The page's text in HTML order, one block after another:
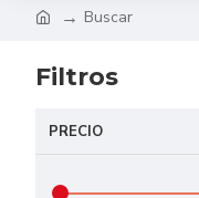
Buscar
Filtros
PRECIO